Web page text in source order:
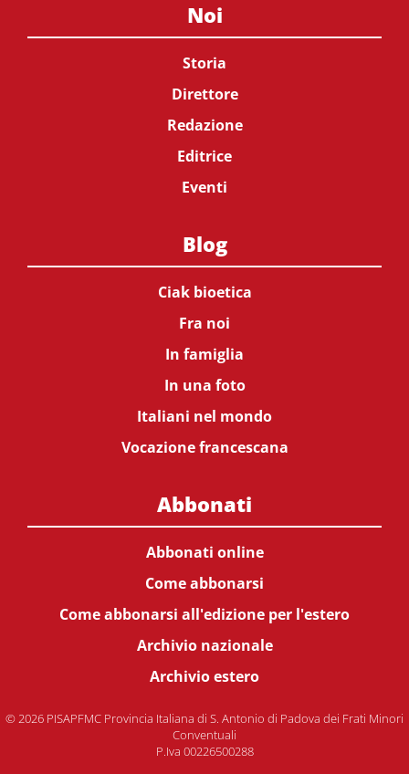
Noi
Storia
Direttore
Redazione
Editrice
Eventi
Blog
Ciak bioetica
Fra noi
In famiglia
In una foto
Italiani nel mondo
Vocazione francescana
Abbonati
Abbonati online
Come abbonarsi
Come abbonarsi all'edizione per l'estero
Archivio nazionale
Archivio estero
© 2026 PISAPFMC Provincia Italiana di S. Antonio di Padova dei Frati Minori
Conventuali
P.Iva 00226500288